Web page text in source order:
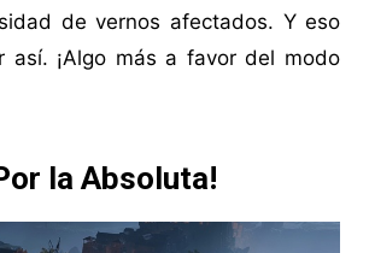
de vernos afectados. Y eso
así. ¡Algo más a favor del modo
la Absoluta!